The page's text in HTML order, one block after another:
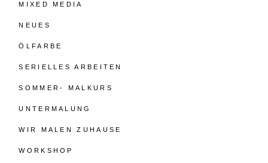
MIXED MEDIA
NEUES
ÖLFARBE
SERIELLES ARBEITEN
SOMMER- MALKURS
UNTERMALUNG
WIR MALEN ZUHAUSE
WORKSHOP